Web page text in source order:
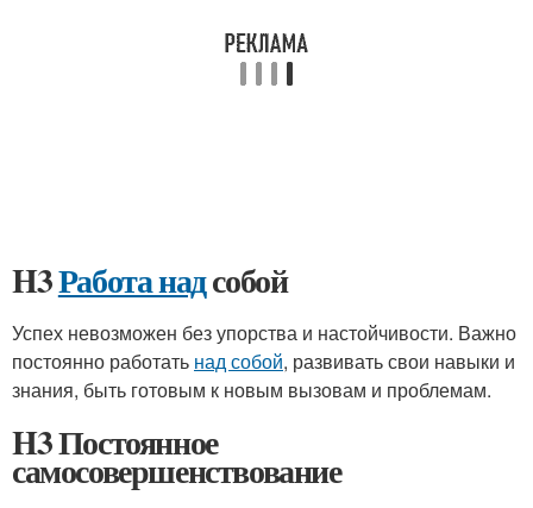
H3Работа надсобой
Успех невозможен без упорства и настойчивости. Важно
постоянно работать над собой, развивать свои навыки и
знания, быть готовым к новым вызовам и проблемам.
H3 Постоянное
самосовершенствование